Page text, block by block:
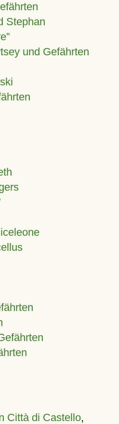
Stephan
und Gefährten
Città di Castello,